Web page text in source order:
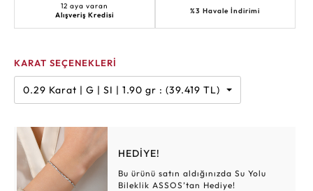
12 aya varan
Alışveriş Kredisi
%3 Havale İndirimi
KARAT SEÇENEKLERİ
0.29 Karat | G | SI | 1.90 gr : (39.419 TL)
HEDİYE!
Bu ürünü satın aldığınızda Su Yolu
Bileklik ASSOS’tan Hediye!